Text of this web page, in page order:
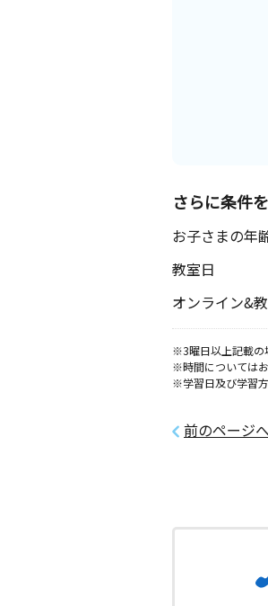
さらに条件
お子さまの年
教室日
オンライン&
※3曜日以上記載の
※時間については
※学習日及び学習
前のページ